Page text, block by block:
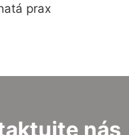
prax
nás